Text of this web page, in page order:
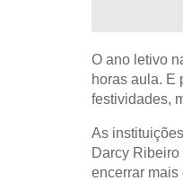
O ano letivo
horas aula. E
festividades,
As
Darcy
encerrar mais